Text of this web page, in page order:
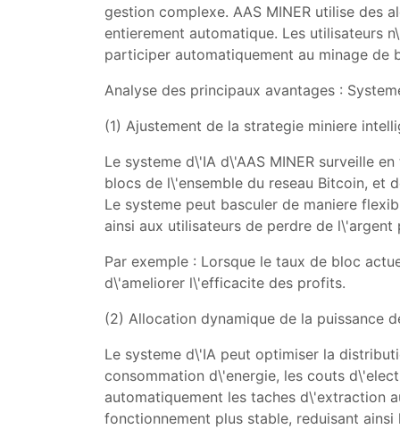
gestion complexe. AAS MINER utilise
entierement automatique. Les utilisateurs
participer automatiquement au minage de
Analyse des principaux avantages :
(1) Ajustement de la strategie miniere
Le systeme d\'IA d\'AAS MINER surveille
blocs de l\'ensemble du reseau Bitcoin, et
Le systeme peut basculer de maniere
ainsi aux utilisateurs de perdre de
Par exemple : Lorsque le taux de bloc
d\'ameliorer l\'efficacite des profits.
(2) Allocation dynamique de la puissance
Le systeme d\'IA peut optimiser la
consommation d\'energie, les couts
automatiquement les taches d\'extraction
fonctionnement plus stable, reduisant